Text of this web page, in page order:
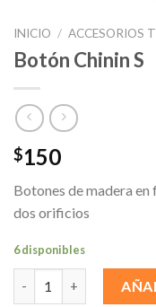
INICIO / ACCESORIOS
Botón Chinin S
$150
Botones de madera
dos orificios
6 disponibles
Botón Chinin S cantidad